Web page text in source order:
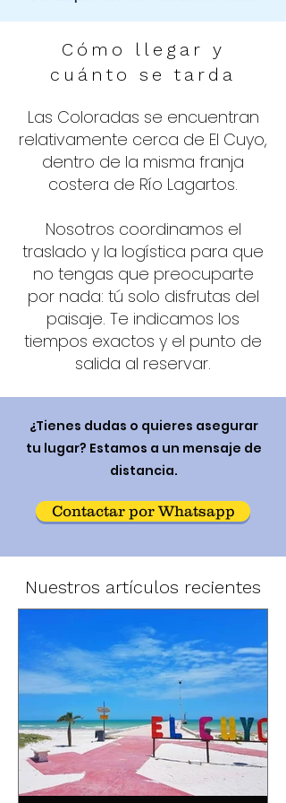
Cómo llegar y
cuánto se tarda
Las Coloradas se encuentran
relativamente cerca de El Cuyo,
dentro de la misma franja
costera de Río Lagartos.
Nosotros coordinamos el
traslado y la logística para que
no tengas que preocuparte
por nada: tú solo disfrutas del
paisaje. Te indicamos los
tiempos exactos y el punto de
salida al reservar.
¿Tienes dudas o quieres asegurar
tu lugar? Estamos a un mensaje de
distancia.
Contactar por Whatsapp
Nuestros artículos recientes